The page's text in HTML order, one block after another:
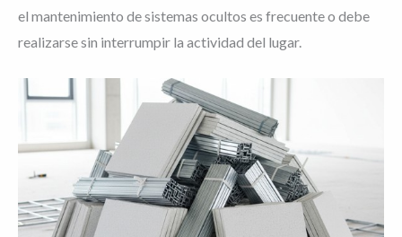
el mantenimiento de sistemas ocultos es frecuente o debe
realizarse sin interrumpir la actividad del lugar.